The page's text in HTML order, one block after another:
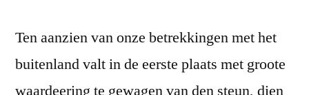
Ten aanzien van onze betrekkingen met het
buitenland valt in de eerste plaats met groote
waardeering te gewagen van den steun, dien